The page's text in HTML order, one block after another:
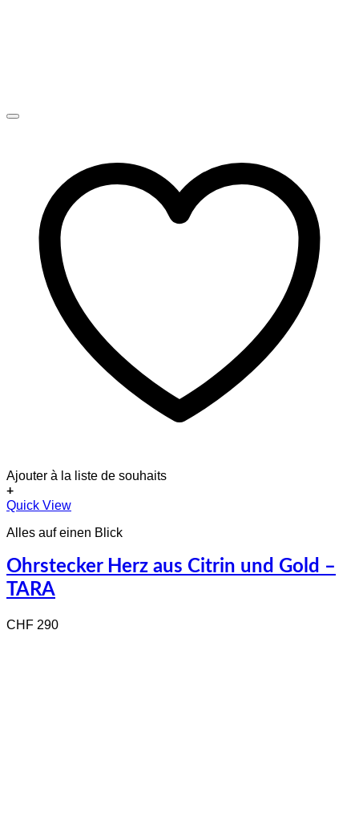
Ajouter à la liste de souhaits
+
Quick View
Alles auf einen Blick
Ohrstecker Herz aus Citrin und Gold –
TARA
CHF 290